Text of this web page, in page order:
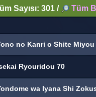
Sayısı: 301 / Tüm
no Kanri o Shite Miyou
Ryouridou 70
wa Iyana Shi